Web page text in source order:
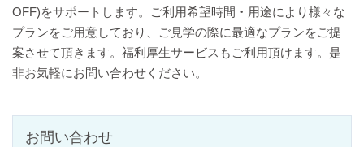
OFF)をサポートします。ご利用希望時間・用途により様々な
プランをご用意しており、ご見学の際に最適なプランをご提
案させて頂きます。福利厚生サービスもご利用頂けます。是
非お気軽にお問い合わせください。
お問い合わせ